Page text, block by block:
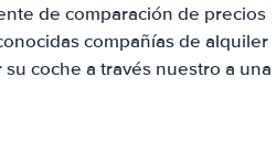
de comparación de precios
compañías de alquiler
coche a través nuestro a una